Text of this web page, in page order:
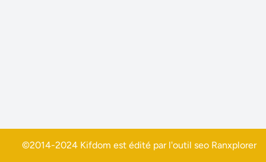
©2014-2024 Kifdom est édité par l'outil seo Ranxplorer